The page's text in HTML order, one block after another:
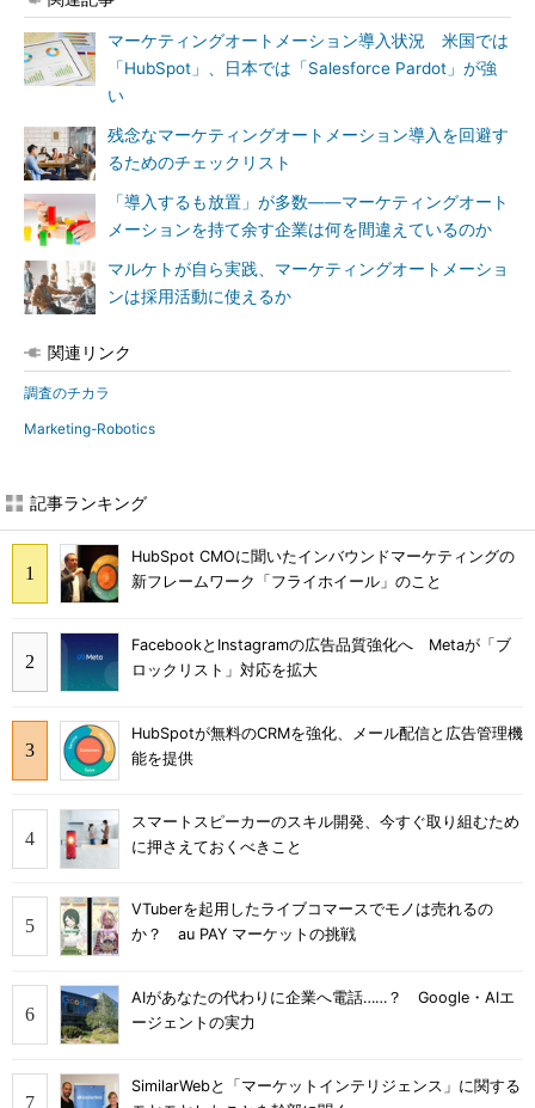
マーケティングオートメーション導入状況 米国では
「HubSpot」、日本では「Salesforce Pardot」が強
い
残念なマーケティングオートメーション導入を回避す
るためのチェックリスト
「導入するも放置」が多数――マーケティングオート
メーションを持て余す企業は何を間違えているのか
マルケトが自ら実践、マーケティングオートメーショ
ンは採用活動に使えるか
関連リンク
調査のチカラ
Marketing-Robotics
記事ランキング
HubSpot CMOに聞いたインバウンドマーケティングの
新フレームワーク「フライホイール」のこと
FacebookとInstagramの広告品質強化へ Metaが「ブ
ロックリスト」対応を拡大
HubSpotが無料のCRMを強化、メール配信と広告管理機
能を提供
スマートスピーカーのスキル開発、今すぐ取り組むため
に押さえておくべきこと
VTuberを起用したライブコマースでモノは売れるの
か？ au PAY マーケットの挑戦
AIがあなたの代わりに企業へ電話……？ Google・AIエ
ージェントの実力
SimilarWebと「マーケットインテリジェンス」に関する